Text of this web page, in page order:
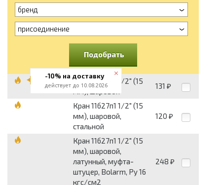
бренд
присоединение
Подобрать
Кран 11б27п1 1/2" (15
мм), шаровой
131 ₽
Кран 11б27п1 1/2" (15
мм), шаровой,
стальной
120 ₽
Кран 11б27п1 1/2" (15
мм), шаровой,
латунный, муфта-
штуцер, Bolarm, Py 16
кгс/см2
248 ₽
-10% на доставку
действует до 10.08.2026